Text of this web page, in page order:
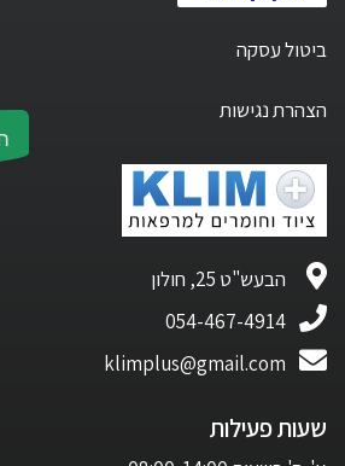
ביטול עסקה
הצהרת נגישות
הבעש"ט 25, חולון
054-467-4914
klimplus@gmail.com
שעות פעילות